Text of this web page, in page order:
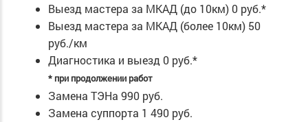
Выезд мастера за МКАД (до 10км) 0 руб.*
Выезд мастера за МКАД (более 10км) 50
руб./км
Диагностика и выезд 0 руб.*
* при продолжении работ
Замена ТЭНа 990 руб.
Замена суппорта 1 490 руб.